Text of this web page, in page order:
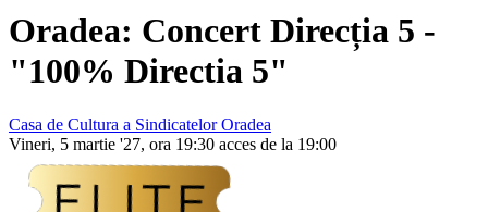
Oradea: Concert Direcția 5 -
"100% Directia 5"
Casa de Cultura a Sindicatelor Oradea
Vineri, 5 martie '27, ora 19:30 acces de la 19:00